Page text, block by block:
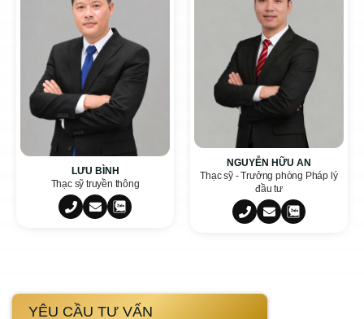
LƯU BÌNH
Thạc sỹ truyền thông
NGUYỄN HỮU AN
Thạc sỹ - Trưởng phòng Pháp lý
đầu tư
YÊU CẦU TƯ VẤN